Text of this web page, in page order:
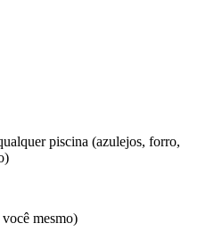
piscina (azulejos, forro,
mesmo)